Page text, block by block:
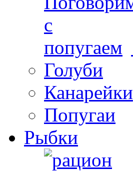
Голуби
Канарейки
Попугаи
Рыбки